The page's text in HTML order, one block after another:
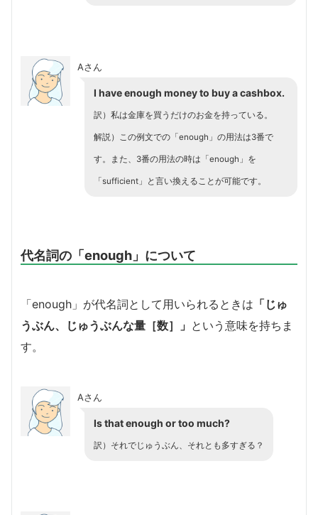
Aさん
I have enough money to buy a cashbox.
訳）私は金庫を買うだけのお金を持っている。
解説）この例文での「enough」の用法は3番で
す。また、3番の用法の時は「enough」を
「sufficient」と言い換えることが可能です。
代名詞の「enough」について
「enough」が代名詞として用いられるときは 「じゅ
うぶん、じゅうぶんな量［数］」 という意味を持ちま
す。
Aさん
Is that enough or too much?
訳）それでじゅうぶん、それとも多すぎる？